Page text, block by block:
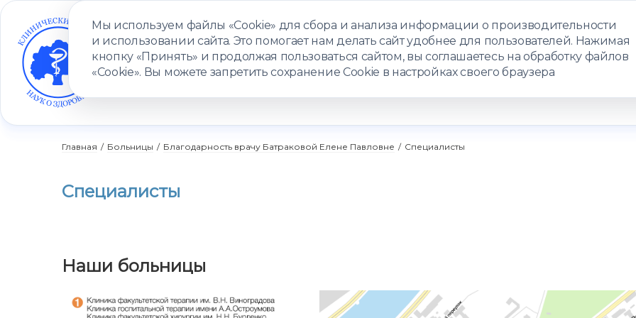
Мы используем файлы «Cookie» для сбора и анализа информации о производительности
и использовании сайта. Это помогает нам делать сайт удобнее для пользователей. Нажимая
кнопку «Принять» и продолжая пользоваться сайтом, вы соглашаетесь на обработку файлов
«Cookie». Вы можете запретить сохранение Cookie в настройках своего браузера
ЗАПИСАТЬСЯ
Главная / Больницы / Благодарность врачу Батраковой Елене Павловне / Специалисты
Специалисты
Наши больницы